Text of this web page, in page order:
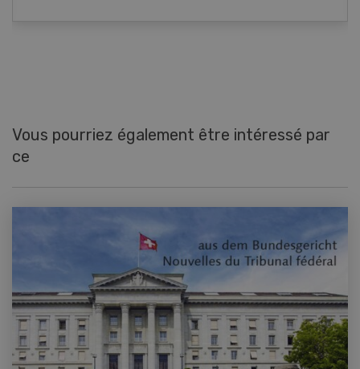
Vous pourriez également être intéressé par
ce